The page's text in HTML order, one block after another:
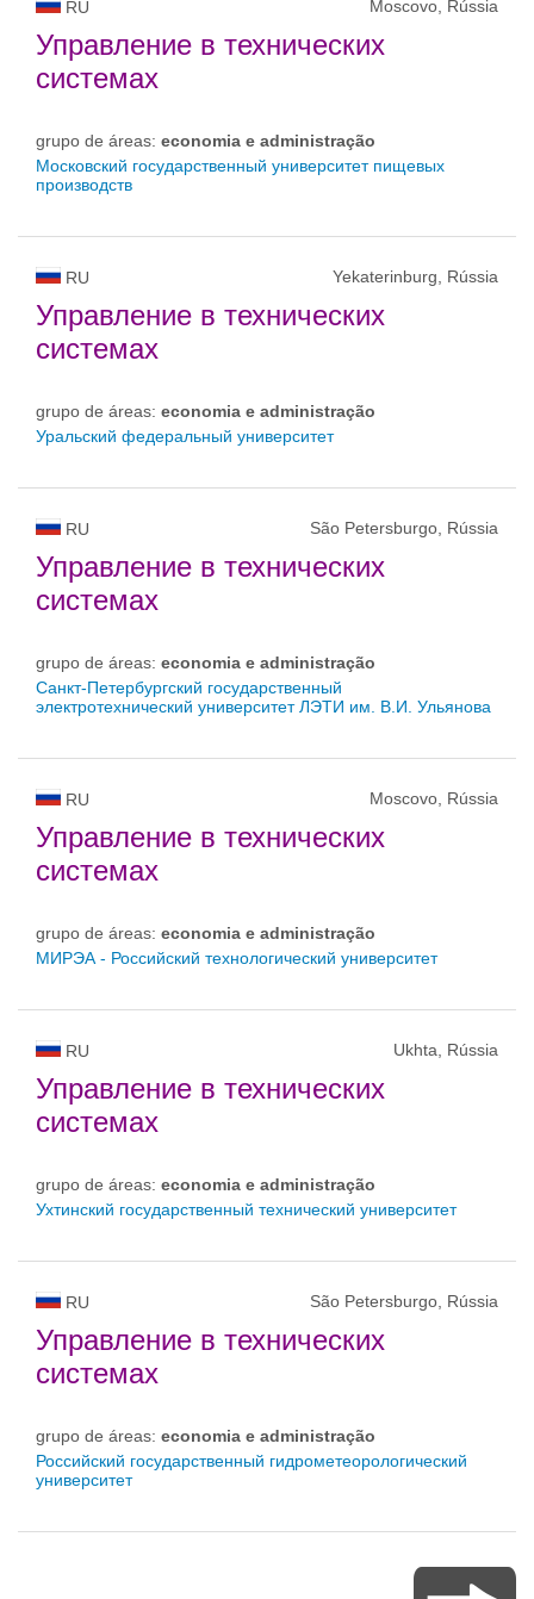
RU Moscovo, Rússia
Управление в технических
системах
grupo de áreas: economia e administração
Московский государственный университет пищевых
производств
RU Yekaterinburg, Rússia
Управление в технических
системах
grupo de áreas: economia e administração
Уральский федеральный университет
RU São Petersburgo, Rússia
Управление в технических
системах
grupo de áreas: economia e administração
Санкт-Петербургский государственный
электротехнический университет ЛЭТИ им. В.И. Ульянова
RU Moscovo, Rússia
Управление в технических
системах
grupo de áreas: economia e administração
МИРЭА - Российский технологический университет
RU Ukhta, Rússia
Управление в технических
системах
grupo de áreas: economia e administração
Ухтинский государственный технический университет
RU São Petersburgo, Rússia
Управление в технических
системах
grupo de áreas: economia e administração
Российский государственный гидрометеорологический
университет